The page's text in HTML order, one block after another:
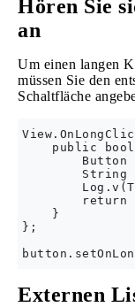
Hören Sie
an
Um einen langen
müssen Sie den
Schaltfläche
public
Button
String
return
    }
};
Externen